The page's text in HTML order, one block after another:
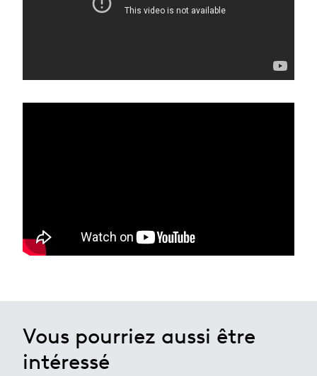
Vous pourriez aussi être
intéressé